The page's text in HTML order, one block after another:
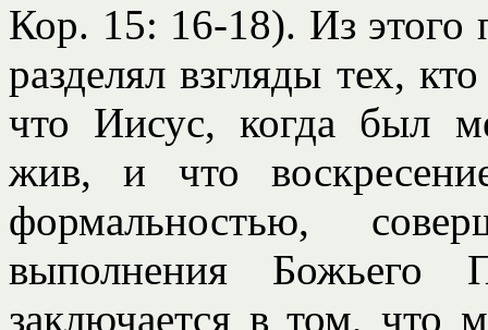
Кор. 15: 16-18). Из этого
разделял взгляды тех,
что Иисус, когда был
жив, и что
формальностью,
выполнения Божьего
заключается в том, что